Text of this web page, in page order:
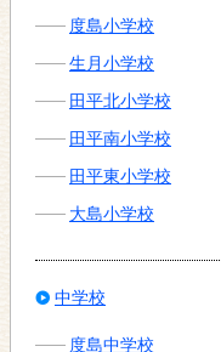
度島小学校
生月小学校
田平北小学校
田平南小学校
田平東小学校
大島小学校
中学校
度島中学校